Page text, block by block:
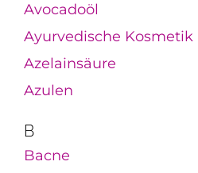
Avocadoöl
Ayurvedische Kosmetik
Azelainsäure
Azulen
B
Bacne